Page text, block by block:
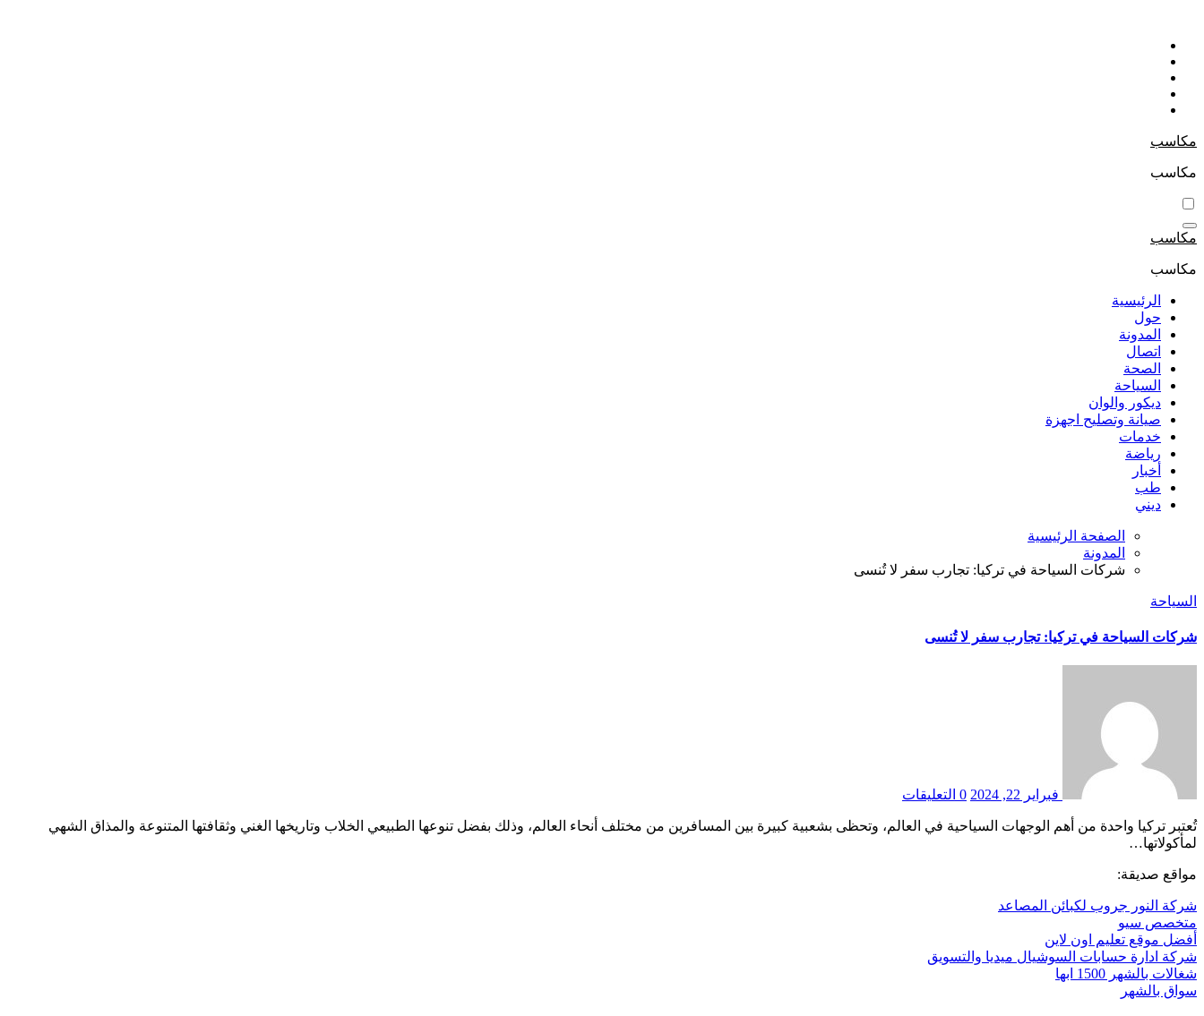
التجاوز
المحتوى
مكاسب
مكاسب
مكاسب
مكاسب
الرئيسية
حول
المدونة
اتصال
الصحة
السياحة
ديكور والوان
صيانة وتصليح اجهزة
خدمات
رياضة
أخبار
طب
ديني
الصفحة الرئيسية
المدونة
شركات السياحة في تركيا: تجارب سفر لا تُنسى
السياحة
شركات السياحة في تركيا: تجارب سفر لا تُنسى
فبراير 22, 2024 0 التعليقات
تُعتبر تركيا واحدة من أهم الوجهات السياحية في العالم، وتحظى بشعبية كبيرة بين المسافرين من مختلف أنحاء العالم، وذلك بفضل تنوعها الطبيعي الخلاب وتاريخها الغني وثقافتها المتنوعة والمذاق الشهي
لمأكولاتها…
مواقع صديقة:
شركة النور جروب لكبائن المصاعد
متخصص سيو
أفضل موقع تعليم اون لاين
شركة ادارة حسابات السوشيال ميديا والتسويق
شغالات بالشهر 1500 ابها
سواق بالشهر